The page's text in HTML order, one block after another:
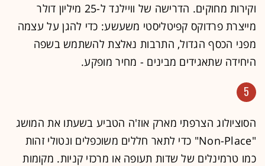
וקירות מחוקים. הדרישה של וויילנד ל-25 מיליון דולר
מייצרת פרדוקס קפיטליסטי משעשע: כדי להגן על עצמה
מפני הכסף הגדול, התרבות נאלצת להשתמש בשפה
היחידה שתאגידים מבינים - מחיר מופקע.
5
הסוציולוג הצרפתי מארק אוז'ה הטביע בשעתו את המושג
"Non-Place" כדי לתאר חללים משוכפלים ונטולי זהות
כמו טרמינלים של שדות תעופה או מרכזי קניות. מקומות